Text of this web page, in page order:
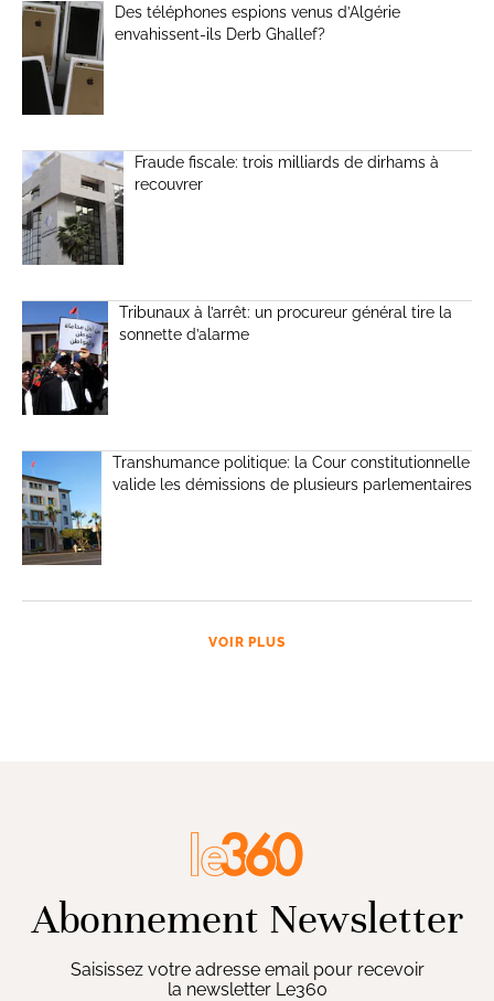
Des téléphones espions venus d’Algérie
envahissent-ils Derb Ghallef?
Fraude fiscale: trois milliards de dirhams à
recouvrer
Tribunaux à l’arrêt: un procureur général tire la
sonnette d’alarme
Transhumance politique: la Cour constitutionnelle
valide les démissions de plusieurs parlementaires
VOIR PLUS
Abonnement Newsletter
Saisissez votre adresse email pour recevoir
la newsletter Le360